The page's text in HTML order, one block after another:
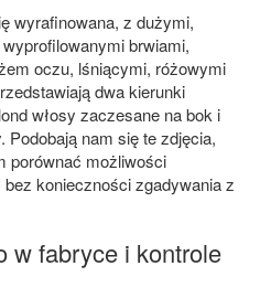
wyrafinowana, z dużymi,
brwiami,
oczu, lśniącymi, różowymi
dwa kierunki
włosy zaczesane na bok i
Podobają nam się te zdjęcia,
porównać możliwości
konieczności zgadywania z
w fabryce i kontrole